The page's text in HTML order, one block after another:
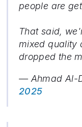
people are
That said,
mixed quality
dropped the
— Ahmad Al-
2025